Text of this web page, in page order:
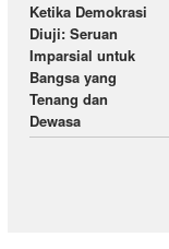
Ketika Demokrasi
Diuji: Seruan
Imparsial untuk
Bangsa yang
Tenang dan
Dewasa